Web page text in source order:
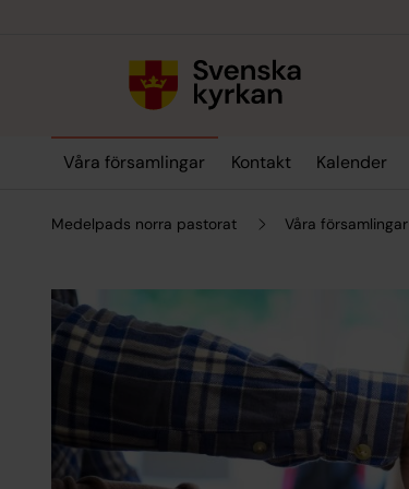
Våra församlingar Kontakt Kalender
Medelpads norra pastorat Våra församlingar